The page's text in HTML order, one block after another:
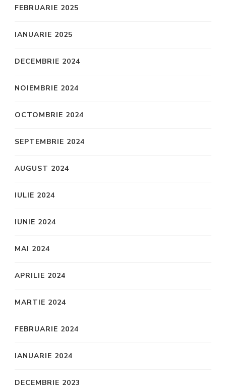
FEBRUARIE 2025
IANUARIE 2025
DECEMBRIE 2024
NOIEMBRIE 2024
OCTOMBRIE 2024
SEPTEMBRIE 2024
AUGUST 2024
IULIE 2024
IUNIE 2024
MAI 2024
APRILIE 2024
MARTIE 2024
FEBRUARIE 2024
IANUARIE 2024
DECEMBRIE 2023